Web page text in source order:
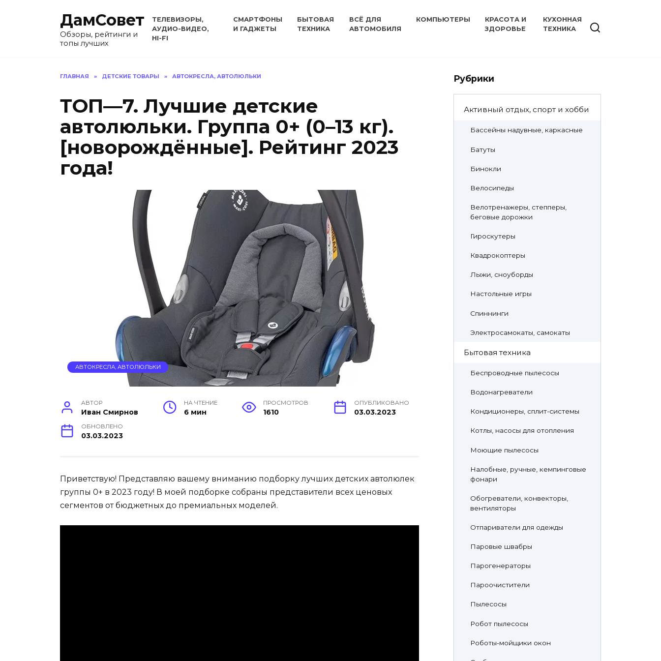
ДамСовет
Обзоры, рейтинги и
топы лучших
ТЕЛЕВИЗОРЫ,
АУДИО-ВИДЕО,
HI-FI
СМАРТФОНЫ
И ГАДЖЕТЫ
БЫТОВАЯ
ТЕХНИКА
ВСЁ ДЛЯ
АВТОМОБИЛЯ
КОМПЬЮТЕРЫ
КРАСОТА И
ЗДОРОВЬЕ
КУХОННАЯ
ТЕХНИКА
ГЛАВНАЯ » ДЕТСКИЕ ТОВАРЫ » АВТОКРЕСЛА, АВТОЛЮЛЬКИ
ТОП—7. Лучшие детские
автолюльки. Группа 0+ (0–13 кг).
[новорождённые]. Рейтинг 2023
года!
АВТОКРЕСЛА, АВТОЛЮЛЬКИ
АВТОР
Иван Смирнов
НА ЧТЕНИЕ
6 мин
ПРОСМОТРОВ
1610
ОПУБЛИКОВАНО
03.03.2023
ОБНОВЛЕНО
03.03.2023
Приветствую! Представляю вашему вниманию подборку лучших детских автолюлек
группы 0+ в 2023 году! В моей подборке собраны представители всех ценовых
сегментов от бюджетных до премиальных моделей.
Рубрики
Активный отдых, спорт и хобби
Бассейны надувные, каркасные
Батуты
Бинокли
Велосипеды
Велотренажеры, степперы,
беговые дорожки
Гироскутеры
Квадрокоптеры
Лыжи, сноуборды
Настольные игры
Спиннинги
Электросамокаты, самокаты
Бытовая техника
Беспроводные пылесосы
Водонагреватели
Кондиционеры, сплит-системы
Котлы, насосы для отопления
Моющие пылесосы
Налобные, ручные, кемпинговые
фонари
Обогреватели, конвекторы,
вентиляторы
Отпариватели для одежды
Паровые швабры
Парогенераторы
Пароочистители
Пылесосы
Робот пылесосы
Роботы-мойщики окон